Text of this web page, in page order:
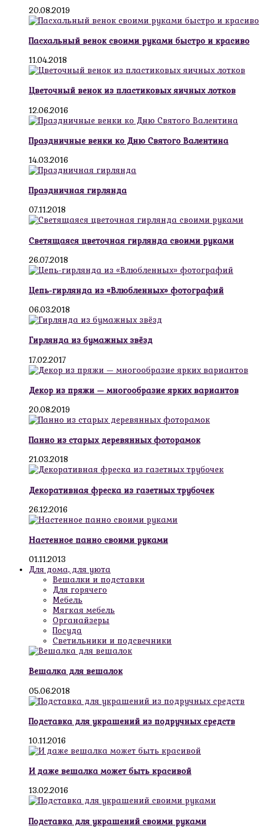
20.08.2019
Пасхальный венок своими руками быстро и красиво
11.04.2018
Цветочный венок из пластиковых яичных лотков
12.06.2016
Праздничные венки ко Дню Святого Валентина
14.03.2016
Праздничная гирлянда
07.11.2018
Светящаяся цветочная гирлянда своими руками
26.07.2018
Цепь-гирлянда из «Влюбленных» фотографий
06.03.2018
Гирлянда из бумажных звёзд
17.02.2017
Декор из пряжи — многообразие ярких вариантов
20.08.2019
Панно из старых деревянных фоторамок
21.03.2018
Декоративная фреска из газетных трубочек
26.12.2016
Настенное панно своими руками
01.11.2013
Для дома, для уюта
Вешалки и подставки
Для горячего
Мебель
Мягкая мебель
Органайзеры
Посуда
Светильники и подсвечники
Вешалка для вешалок
05.06.2018
Подставка для украшений из подручных средств
10.11.2016
И даже вешалка может быть красивой
13.02.2016
Подставка для украшений своими руками